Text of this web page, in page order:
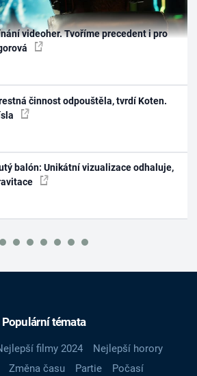
videoher. Tvoříme precedent i pro
činnost odpouštěla, tvrdí Koten.
balón: Unikátní vizualizace odhaluje,
Populární témata
filmy 2024
Nejlepší horory
Změna času Partie
Počasí